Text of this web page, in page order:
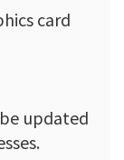
card
updated